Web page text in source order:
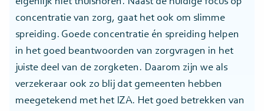
concentratie van zorg, gaat het ook om slimme
spreiding. Goede concentratie én spreiding helpen
in het goed beantwoorden van zorgvragen in het
juiste deel van de zorgketen. Daarom zijn we als
verzekeraar ook zo blij dat gemeenten hebben
meegetekend met het IZA. Het goed betrekken van